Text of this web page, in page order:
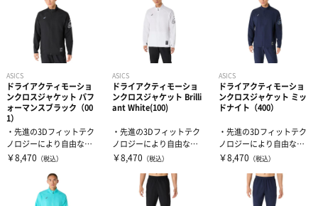
ASICS
ドライアクティモーショ
ンクロスジャケット パフ
ォーマンスブラック（00
1）
・先進の3Dフィットテク
ノロジーにより自由な動
きを追求・優れたUVケア
￥8,470 （税込）
ASICS
ドライアクティモーショ
ンクロスジャケット Brilli
ant White(100)
・先進の3Dフィットテク
ノロジーにより自由な動
きを追求・優れたUVケア
￥8,470 （税込）
ASICS
ドライアクティモーショ
ンクロスジャケット ミッ
ドナイト（400）
・先進の3Dフィットテク
ノロジーにより自由な動
きを追求・優れたUVケア
￥8,470 （税込）